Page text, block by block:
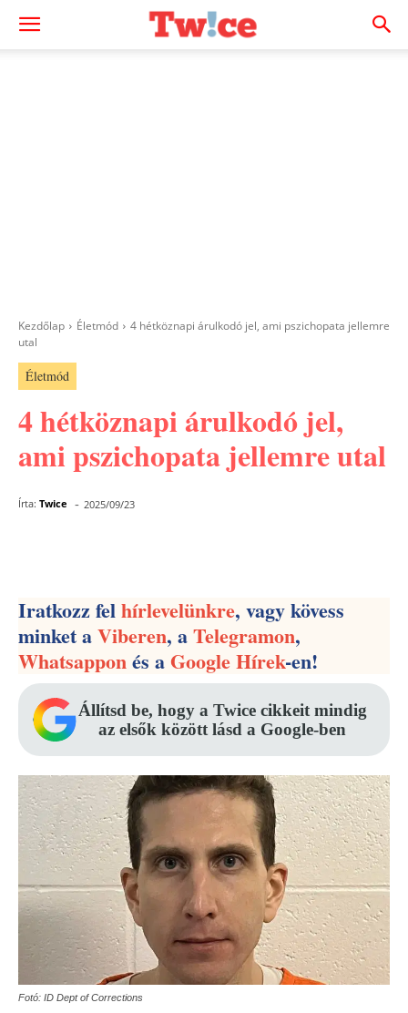
Kezdőlap Életmód
4 hétköznapi árulkodó jel, ami pszichopata jellemre
utal
Életmód
4 hétköznapi árulkodó jel,
ami pszichopata jellemre utal
Írta: Twice - 2025/09/23
Iratkozz felhírlevelünkre, vagy kövess
minket aViberen, aTelegramon,
Whatsapponés aGoogle Hírek-en!
Állítsd be, hogy a Twice cikkeit mindig
az elsők között lásd a Google-ben
Fotó: ID Dept of Corrections